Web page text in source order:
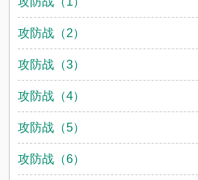
攻防战（2）
攻防战（3）
攻防战（4）
攻防战（5）
攻防战（6）